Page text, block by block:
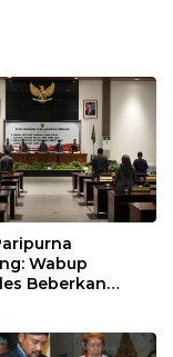
Wabup
Beberkan